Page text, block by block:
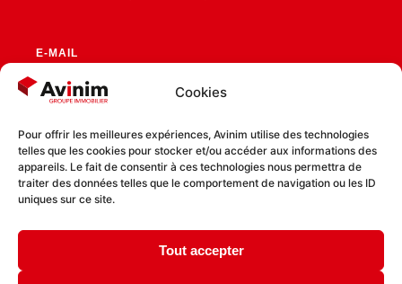
Cookies
Pour offrir les meilleures expériences, Avinim utilise des technologies
telles que les cookies pour stocker et/ou accéder aux informations des
appareils. Le fait de consentir à ces technologies nous permettra de
traiter des données telles que le comportement de navigation ou les ID
uniques sur ce site.
Tout accepter
E-MAIL
contact@avinim.fr
RESTEZ CONNECTÉ
Politique de cookies